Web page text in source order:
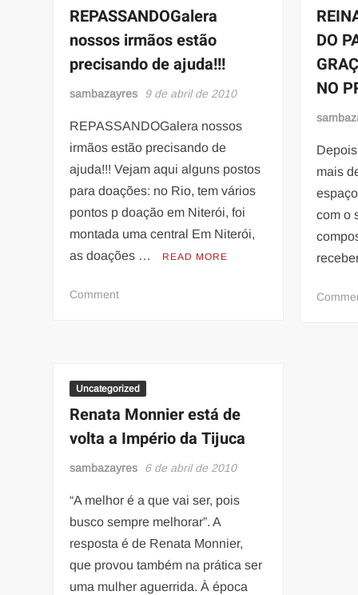
o
Carnaval
2011
REPASSANDOGalera
nossos irmãos estão
precisando de ajuda!!!
sambazayres 9 de abril de 2010
REPASSANDOGalera nossos
irmãos estão precisando de
ajuda!!! Vejam aqui alguns postos
para doações: no Rio, tem vários
pontos p doação em Niterói, foi
montada uma central Em Niterói,
as doações …
READ MORE
Commenton
precisando
ajuda!!!
DO
NO
mais
com o
Uncategorized
Renata Monnier está de
volta a Império da Tijuca
sambazayres 6 de abril de 2010
“A melhor é a que vai ser, pois
busco sempre melhorar”. A
resposta é de Renata Monnier,
que provou também na prática ser
uma mulher aguerrida. À época